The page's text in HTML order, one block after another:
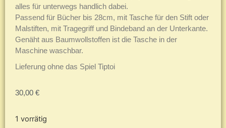
alles für unterwegs handlich dabei.
Passend für Bücher bis 28cm, mit Tasche für den Stift oder
Malstiften, mit Tragegriff und Bindeband an der Unterkante.
Genäht aus Baumwollstoffen ist die Tasche in der
Maschine waschbar.
Lieferung ohne das Spiel Tiptoi
30,00 €
1 vorrätig